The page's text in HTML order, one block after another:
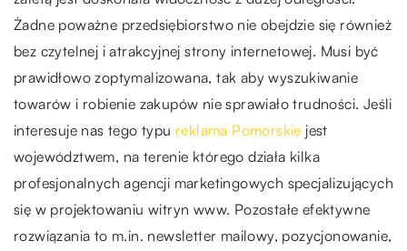
Żadne poważne przedsiębiorstwo nie obejdzie się również
bez czytelnej i atrakcyjnej strony internetowej. Musi być
prawidłowo zoptymalizowana, tak aby wyszukiwanie
towarów i robienie zakupów nie sprawiało trudności. Jeśli
interesuje nas tego typu reklama Pomorskie jest
województwem, na terenie którego działa kilka
profesjonalnych agencji marketingowych specjalizujących
się w projektowaniu witryn www. Pozostałe efektywne
rozwiązania to m.in. newsletter mailowy, pozycjonowanie,